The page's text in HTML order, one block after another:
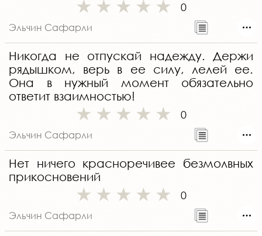
0
Эльчин Сафарли
Никогда не отпускай надежду. Держи
рядышком, верь в ее силу, лелей ее.
Она в нужный момент обязательно
ответит взаимностью!
0
Эльчин Сафарли
Нет ничего красноречивее безмолвных
прикосновений
0
Эльчин Сафарли